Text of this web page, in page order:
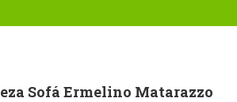
Sofá Ermelino Matarazzo